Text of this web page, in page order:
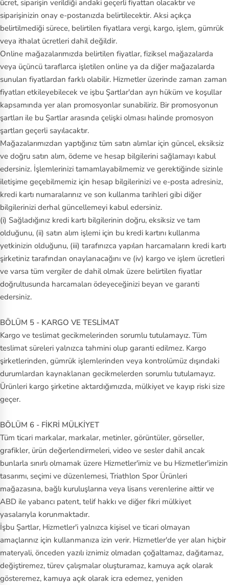
ücret, siparişin verildiği andaki geçerli fiyattan olacaktır ve
siparişinizin onay e-postanızda belirtilecektir. Aksi açıkça
belirtilmediği sürece, belirtilen fiyatlara vergi, kargo, işlem, gümrük
veya ithalat ücretleri dahil değildir.
Online mağazalarımızda belirtilen fiyatlar, fiziksel mağazalarda
veya üçüncü taraflarca işletilen online ya da diğer mağazalarda
sunulan fiyatlardan farklı olabilir. Hizmetler üzerinde zaman zaman
fiyatları etkileyebilecek ve işbu Şartlar'dan ayrı hüküm ve koşullar
kapsamında yer alan promosyonlar sunabiliriz. Bir promosyonun
şartları ile bu Şartlar arasında çelişki olması halinde promosyon
şartları geçerli sayılacaktır.
Mağazalarımızdan yaptığınız tüm satın alımlar için güncel, eksiksiz
ve doğru satın alım, ödeme ve hesap bilgilerini sağlamayı kabul
edersiniz. İşlemlerinizi tamamlayabilmemiz ve gerektiğinde sizinle
iletişime geçebilmemiz için hesap bilgilerinizi ve e-posta adresiniz,
kredi kartı numaralarınız ve son kullanma tarihleri gibi diğer
bilgilerinizi derhal güncellemeyi kabul edersiniz.
(i) Sağladığınız kredi kartı bilgilerinin doğru, eksiksiz ve tam
olduğunu, (ii) satın alım işlemi için bu kredi kartını kullanma
yetkinizin olduğunu, (iii) tarafınızca yapılan harcamaların kredi kartı
şirketiniz tarafından onaylanacağını ve (iv) kargo ve işlem ücretleri
ve varsa tüm vergiler de dahil olmak üzere belirtilen fiyatlar
doğrultusunda harcamaları ödeyeceğinizi beyan ve garanti
edersiniz.
BÖLÜM 5 - KARGO VE TESLİMAT
Kargo ve teslimat gecikmelerinden sorumlu tutulamayız. Tüm
teslimat süreleri yalnızca tahmini olup garanti edilmez. Kargo
şirketlerinden, gümrük işlemlerinden veya kontrolümüz dışındaki
durumlardan kaynaklanan gecikmelerden sorumlu tutulamayız.
Ürünleri kargo şirketine aktardığımızda, mülkiyet ve kayıp riski size
geçer.
BÖLÜM 6 - FİKRİ MÜLKİYET
Tüm ticari markalar, markalar, metinler, görüntüler, görseller,
grafikler, ürün değerlendirmeleri, video ve sesler dahil ancak
bunlarla sınırlı olmamak üzere Hizmetler'imiz ve bu Hizmetler'imizin
tasarımı, seçimi ve düzenlemesi, Triathlon Spor Ürünleri
mağazasına, bağlı kuruluşlarına veya lisans verenlerine aittir ve
ABD ile yabancı patent, telif hakkı ve diğer fikri mülkiyet
yasalarıyla korunmaktadır.
İşbu Şartlar, Hizmetler'i yalnızca kişisel ve ticari olmayan
amaçlarınız için kullanmanıza izin verir. Hizmetler'de yer alan hiçbir
materyali, önceden yazılı iznimiz olmadan çoğaltamaz, dağıtamaz,
değiştiremez, türev çalışmalar oluşturamaz, kamuya açık olarak
gösteremez, kamuya açık olarak icra edemez, yeniden